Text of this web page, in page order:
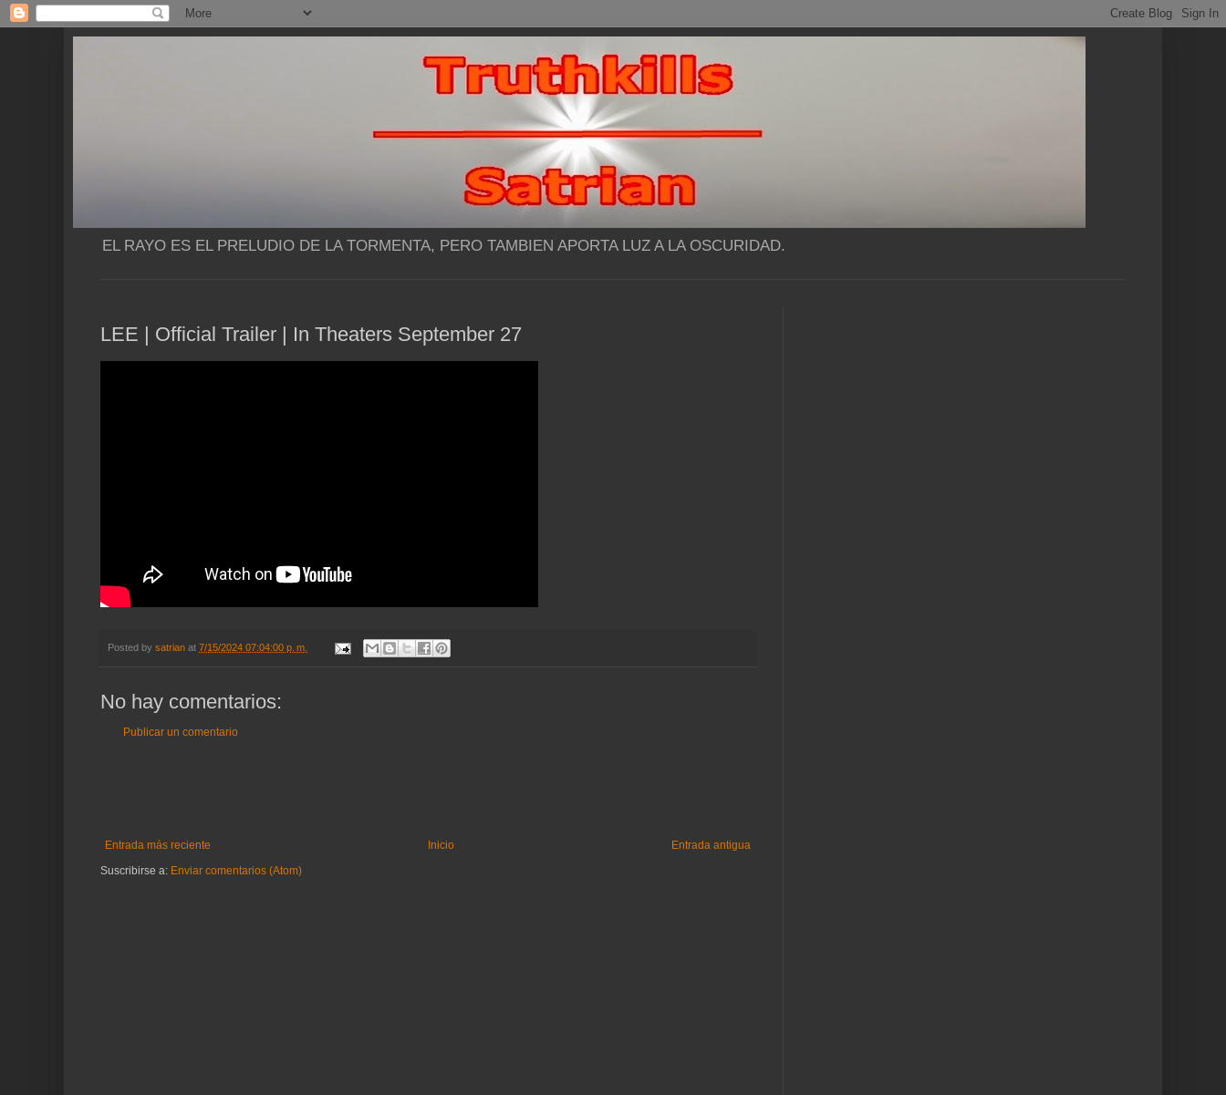
EL RAYO ES EL PRELUDIO DE LA TORMENTA, PERO TAMBIEN APORTA LUZ A LA OSCURIDAD.
LEE | Official Trailer | In Theaters September 27
Posted by satrian at 7/15/2024 07:04:00 p. m.
No hay comentarios:
Publicar un comentario
Entrada más reciente Entrada antigua
Inicio
Suscribirse a: Enviar comentarios (Atom)